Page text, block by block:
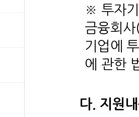
※ 투자
금융회사
기업에
에 관한
다. 지원